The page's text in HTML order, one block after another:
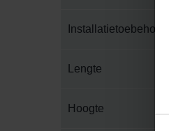
Lengte
Hoogte